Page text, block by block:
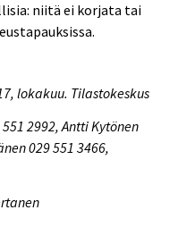
niitä ei korjata tai
lokakuu. Tilastokeskus
2992, Antti Kytönen
029 551 3466,